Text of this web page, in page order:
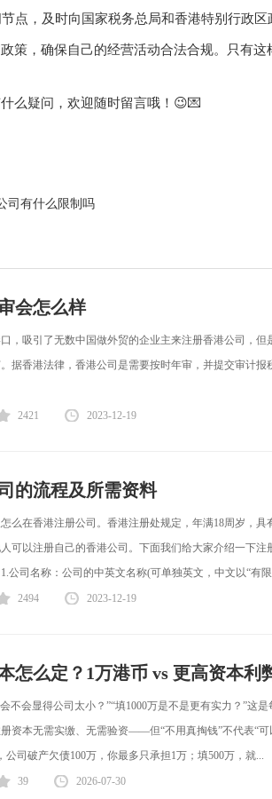
点，及时向国家税务总局和香港特别行政
策，确保自己的经营活动合法合规。只有
么疑问，欢迎随时留言哦！😉💌
司有什么限制吗
会怎么样
，吸引了无数中国做外贸的企业主来注册香港公司，但
据香港法律，香港公司是需要按时年审，并提交审计
2421 2023-12-19
的流程及所需资料
么在香港注册公司。香港注册处规定，年满18周岁，
可以注册自己的香港公司。下面我们给大家介绍一下
公司名称：公司的中英文名称(可单独英文，中文以“有
2494 2023-12-19
怎么定？1万港币 vs 更高资本利
不会显得公司太小？”“填1000万是不是更有实力？”这
资本无需实缴、无需验资——但“不用真掏钱”不代表“
司破产欠债100万，你最多只承担1万；填500万，就...
39 2026-07-30